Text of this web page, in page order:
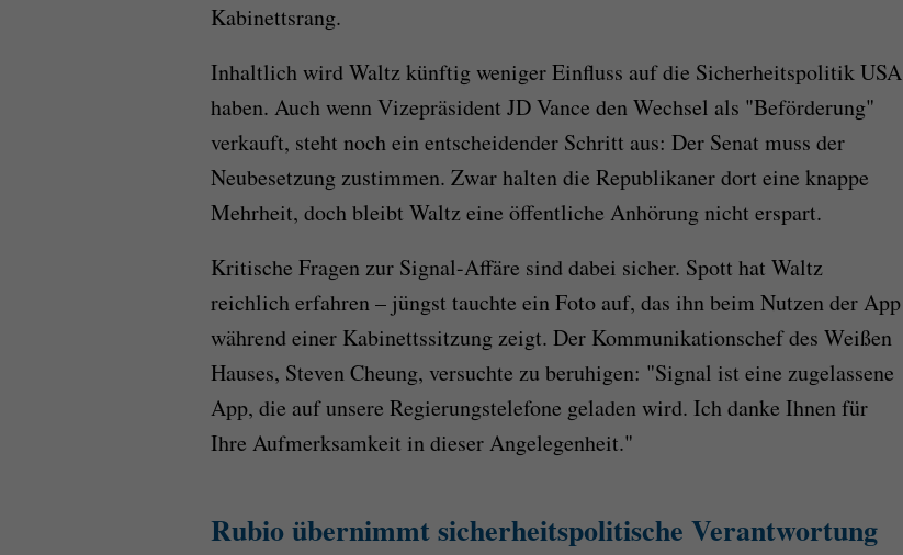
Kabinettsrang.
Inhaltlich wird Waltz künftig weniger Einfluss auf die Sicherheitspolitik USA
haben. Auch wenn Vizepräsident JD Vance den Wechsel als "Beförderung"
verkauft, steht noch ein entscheidender Schritt aus: Der Senat muss der
Neubesetzung zustimmen. Zwar halten die Republikaner dort eine knappe
Mehrheit, doch bleibt Waltz eine öffentliche Anhörung nicht erspart.
Kritische Fragen zur Signal-Affäre sind dabei sicher. Spott hat Waltz
reichlich erfahren – jüngst tauchte ein Foto auf, das ihn beim Nutzen der App
während einer Kabinettssitzung zeigt. Der Kommunikationschef des Weißen
Hauses, Steven Cheung, versuchte zu beruhigen: "Signal ist eine zugelassene
App, die auf unsere Regierungstelefone geladen wird. Ich danke Ihnen für
Ihre Aufmerksamkeit in dieser Angelegenheit."
Rubio übernimmt sicherheitspolitische Verantwortung